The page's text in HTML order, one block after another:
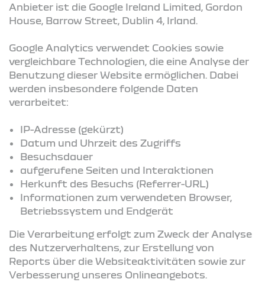
Anbieter ist die Google Ireland Limited, Gordon
House, Barrow Street, Dublin 4, Irland.
Google Analytics verwendet Cookies sowie
vergleichbare Technologien, die eine Analyse der
Benutzung dieser Website ermöglichen. Dabei
werden insbesondere folgende Daten
verarbeitet:
IP-Adresse (gekürzt)
Datum und Uhrzeit des Zugriffs
Besuchsdauer
aufgerufene Seiten und Interaktionen
Herkunft des Besuchs (Referrer-URL)
Informationen zum verwendeten Browser,
Betriebssystem und Endgerät
Die Verarbeitung erfolgt zum Zweck der Analyse
des Nutzerverhaltens, zur Erstellung von
Reports über die Websiteaktivitäten sowie zur
Verbesserung unseres Onlineangebots.